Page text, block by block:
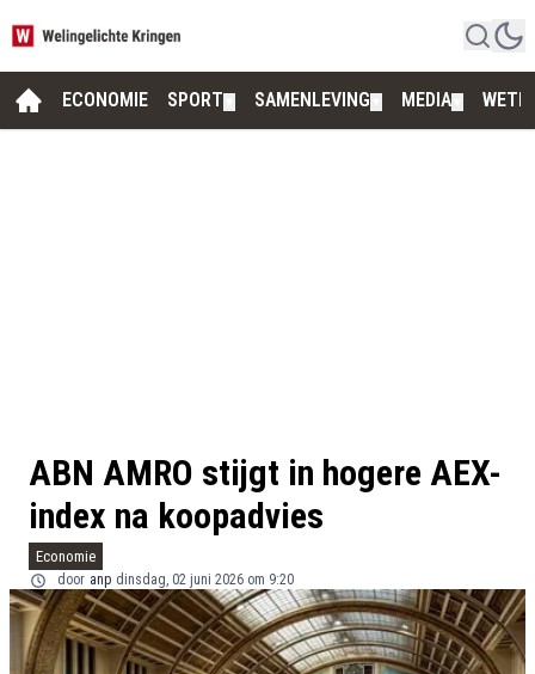
ECONOMIE SPORT SAMENLEVING MEDIA
ABN AMRO stijgt in hogere AEX-
index na koopadvies
Economie
door anp dinsdag, 02 juni 2026 om 9:20